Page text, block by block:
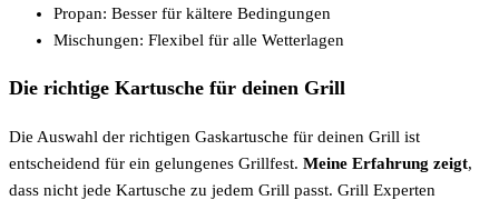
Propan: Besser für kältere Bedingungen
Mischungen: Flexibel für alle Wetterlagen
Die richtige Kartusche für deinen Grill
Die Auswahl der richtigen Gaskartusche für deinen Grill ist
entscheidend für ein gelungenes Grillfest. Meine Erfahrung zeigt,
dass nicht jede Kartusche zu jedem Grill passt. Grill Experten